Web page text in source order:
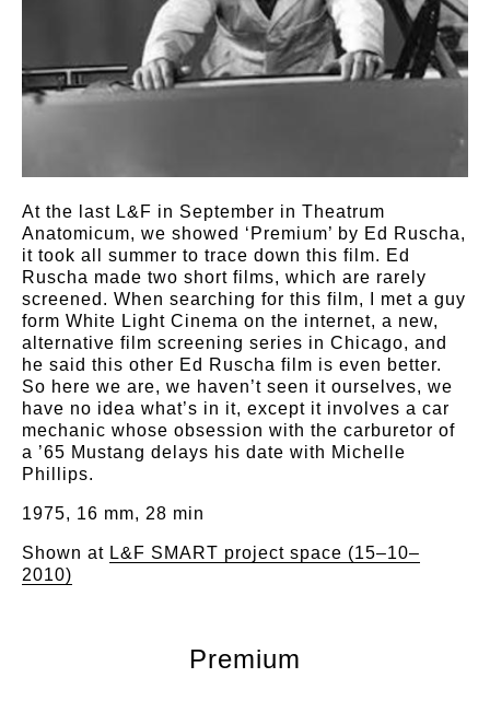
At the last L&F in September in Theatrum
Anatomicum, we showed ‘Premium’ by Ed Ruscha,
it took all summer to trace down this film. Ed
Ruscha made two short films, which are rarely
screened. When searching for this film, I met a guy
form White Light Cinema on the internet, a new,
alternative film screening series in Chicago, and
he said this other Ed Ruscha film is even better.
So here we are, we haven’t seen it ourselves, we
have no idea what’s in it, except it involves a car
mechanic whose obsession with the carburetor of
a ’65 Mustang delays his date with Michelle
Phillips.
1975, 16 mm, 28 min
Shown at L&F SMART project space (15–10–
2010)
Premium